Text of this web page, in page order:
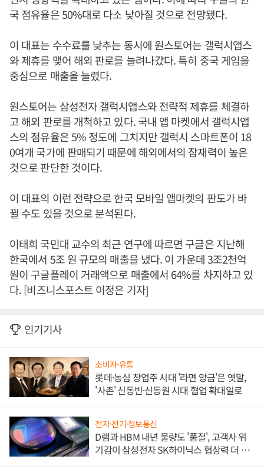
국 점유율은 50%대로 다소 낮아질 것으로 전망됐다.
이 대표는 수수료를 낮추는 동시에 원스토어는 갤럭시앱스
와 제휴를 맺어 해외 판로를 늘려나갔다. 특히 중국 게임을
중심으로 매출을 늘렸다.
원스토어는 삼성전자 갤럭시앱스와 전략적 제휴를 체결하
고 해외 판로를 개척하고 있다. 국내 앱 마켓에서 갤럭시앱
스의 점유율은 5% 정도에 그치지만 갤럭시 스마트폰이 18
0여개 국가에 판매되기 때문에 해외에서의 잠재력이 높은
것으로 판단한 것이다.
이 대표의 이런 전략으로 한국 모바일 앱마켓의 판도가 바
뀔 수도 있을 것으로 분석된다.
이태희 국민대 교수의 최근 연구에 따르면 구글은 지난해
한국에서 5조 원 규모의 매출을 냈다. 이 가운데 3조2천억
원이 구글플레이 거래액으로 매출에서 64%를 차지하고 있
다. [비즈니스포스트 이정은 기자]
인기기사
소비자·유통
롯데·농심 창업주 시대 '라면 앙금'은 옛말,
'사촌' 신동빈·신동원 시대 협업 확대일로
전자·전기·정보통신
D램과 HBM 내년 물량도 '품절', 고객사 위
기감이 삼성전자 SK하이닉스 협상력 더 키